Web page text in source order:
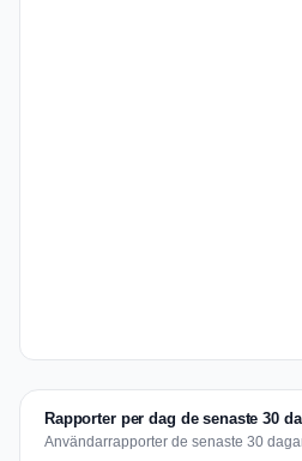
Rapporter per dag de senaste 30
Användarrapporter de senaste 30